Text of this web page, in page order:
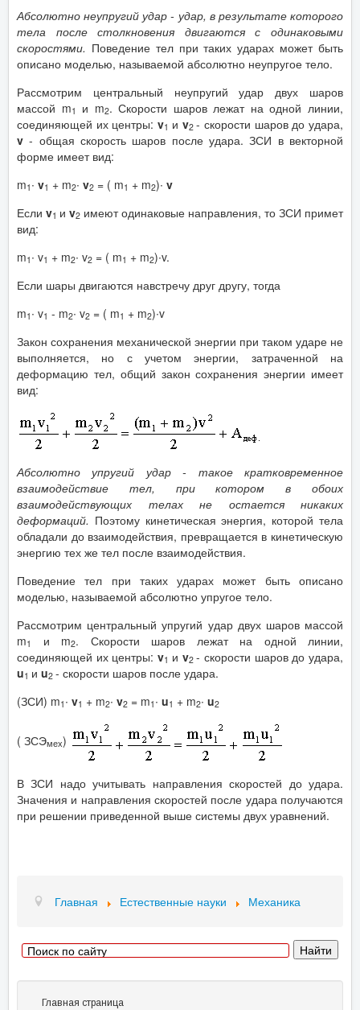
Абсолютно неупругий удар - удар, в результате которого
тела после столкновения двигаются с одинаковыми
скоростями. Поведение тел при таких ударах может быть
описано моделью, называемой абсолютно неупругое тело.
Рассмотрим центральный неупругий удар двух шаров
массой m1 и m2. Скорости шаров лежат на одной линии,
соединяющей их центры:v1 и v2- скорости шаров до удара,
v - общая скорость шаров после удара. ЗСИ в векторной
форме имеет вид:
m1 ∙ v1 + m2∙ v2 = ( m1 + m2)∙ v
Еслиv1 иv2 имеют одинаковые направления, то ЗСИ примет
вид:
m1 ∙ v1 + m2∙ v2 = ( m1 + m2)∙v.
Если шары двигаются навстречу друг другу, тогда
m1 ∙ v1 - m2∙ v2 = ( m1 + m2)∙v
Закон сохранения механической энергии при таком ударе не
выполняется, но с учетом энергии, затраченной на
деформацию тел, общий закон сохранения энергии имеет
вид:
Абсолютно упругий удар - такое кратковременное
взаимодействие тел, при котором в обоих
взаимодействующих телах не остается никаких
деформаций. Поэтому кинетическая энергия, которой тела
обладали до взаимодействия, превращается в кинетическую
энергию тех же тел после взаимодействия.
Поведение тел при таких ударах может быть описано
моделью, называемой абсолютно упругое тело.
Рассмотрим центральный упругий удар двух шаров массой
m1 и m2. Скорости шаров лежат на одной линии,
соединяющей их центры:v1 и v2- скорости шаров до удара,
u1 и u2 - скорости шаров после удара.
(ЗСИ) m1 ∙ v1 + m2∙ v2 = m1 ∙ u1 + m2∙ u2
( ЗСЭмех)
В ЗСИ надо учитывать направления скоростей до удара.
Значения и направления скоростей после удара получаются
при решении приведенной выше системы двух уравнений.
Главная Естественные науки Механика
Главная страница